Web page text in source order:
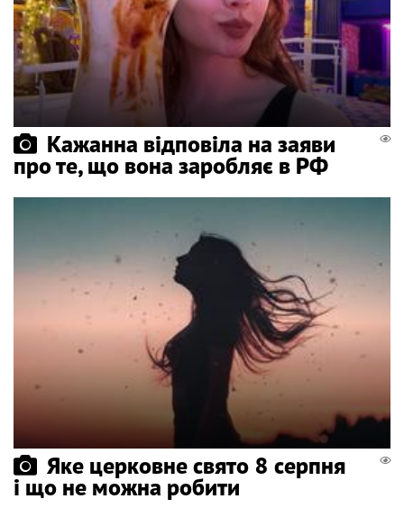
Кажанна відповіла на заяви
про те, що вона заробляє в РФ
Яке церковне свято 8 серпня
і що не можна робити